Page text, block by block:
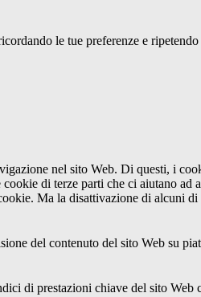
le tue preferenze e
nel sito Web. Di questi, i
di terze parti che ci aiutano
Ma la disattivazione di alcuni
del contenuto del sito Web su
di prestazioni chiave del sito